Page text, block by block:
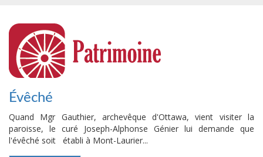
Évêché
Quand Mgr Gauthier, archevêque d'Ottawa, vient visiter la
paroisse, le curé Joseph-Alphonse Génier lui demande que
l'évêché soit établi à Mont-Laurier...